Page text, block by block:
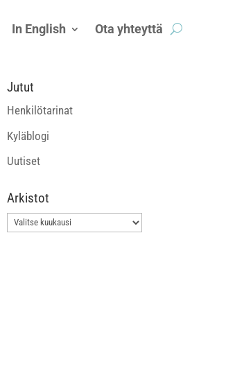
In English Ota yhteyttä
Jutut
Henkilötarinat
Kyläblogi
Uutiset
Arkistot
Arkistot